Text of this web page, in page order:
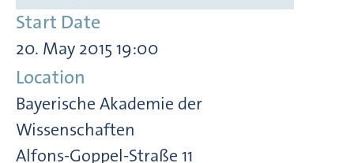
Start Date
20. May 2015 19:00
Location
Bayerische Akademie der
Wissenschaften
Alfons-Goppel-Straße 11